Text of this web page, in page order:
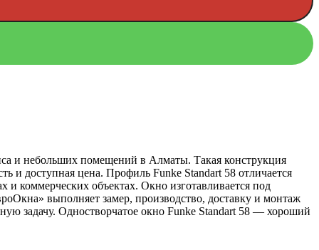
и небольших помещений в Алматы. Такая конструкция
и доступная цена. Профиль Funke Standart 58 отличается
и коммерческих объектах. Окно изготавливается под
выполняет замер, производство, доставку и монтаж
задачу. Одностворчатое окно Funke Standart 58 — хороший